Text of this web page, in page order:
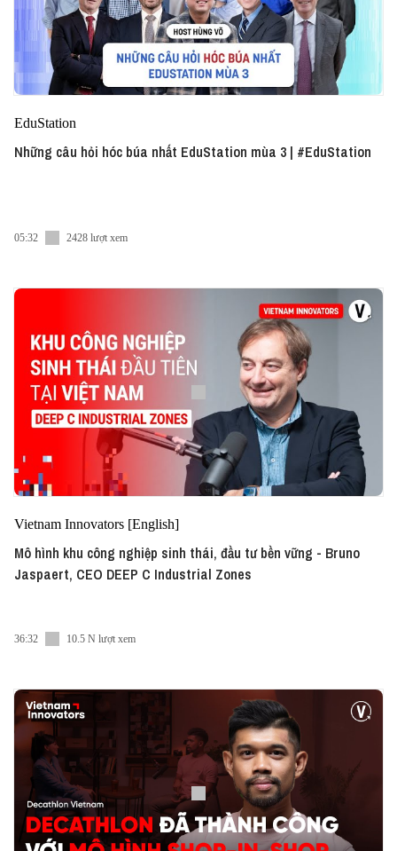
EduStation
Những câu hỏi hóc búa nhất EduStation mùa 3 | #EduStation
05:32 2428 lượt xem
Vietnam Innovators [English]
Mô hình khu công nghiệp sinh thái, đầu tư bền vững - Bruno
Jaspaert, CEO DEEP C Industrial Zones
36:32 10.5 N lượt xem